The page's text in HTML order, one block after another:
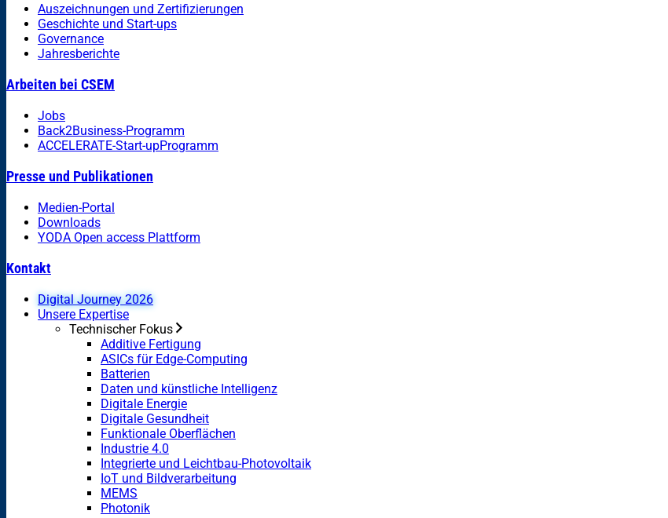
Auszeichnungen und Zertifizierungen
Geschichte und Start-ups
Governance
Jahresberichte
Arbeiten bei CSEM
Jobs
Back2Business-Programm
ACCELERATE-Start-upProgramm
Presse und Publikationen
Medien-Portal
Downloads
YODA Open access Plattform
Kontakt
Digital Journey 2026
Unsere Expertise
Technischer Fokus
Additive Fertigung
ASICs für Edge-Computing
Batterien
Daten und künstliche Intelligenz
Digitale Energie
Digitale Gesundheit
Funktionale Oberflächen
Industrie 4.0
Integrierte und Leichtbau-Photovoltaik
IoT und Bildverarbeitung
MEMS
Photonik